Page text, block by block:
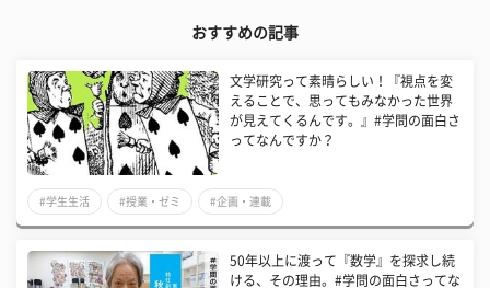
おすすめの記事
文学研究って素晴らしい！『視点を変
えることで、思ってもみなかった世界
が見えてくるんです。』#学問の面白さ
ってなんですか？
#学生生活 #授業・ゼミ #企画・連載
50年以上に渡って『数学』を探求し続
ける、その理由。#学問の面白さってな